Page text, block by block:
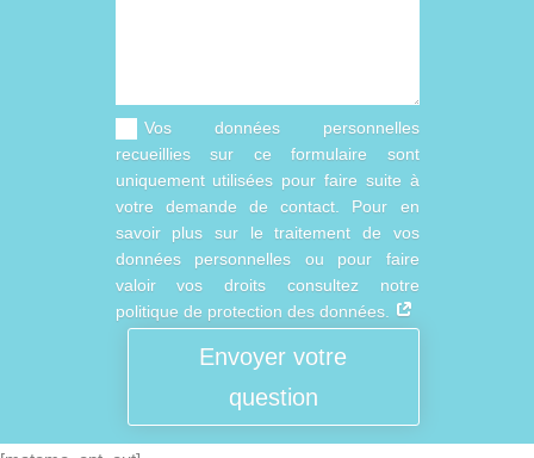
Vos données personnelles
recueillies sur ce formulaire sont
uniquement utilisées pour faire suite à
votre demande de contact. Pour en
savoir plus sur le traitement de vos
données personnelles ou pour faire
valoir vos droits consultez notre
politique de protection des données.
Envoyer votre
question